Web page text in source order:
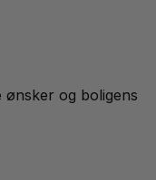
og boligens